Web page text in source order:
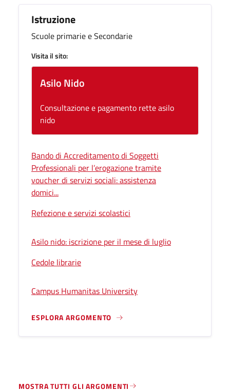
Istruzione
Scuole primarie e Secondarie
Visita il sito:
Asilo Nido
Consultazione e pagamento rette asilo
nido
Bando di Accreditamento di Soggetti
Professionali per l’erogazione tramite
voucher di servizi sociali: assistenza
domici...
Refezione e servizi scolastici
Asilo nido: iscrizione per il mese di luglio
Cedole librarie
Campus Humanitas University
ESPLORA ARGOMENTO
MOSTRA TUTTI GLI ARGOMENTI